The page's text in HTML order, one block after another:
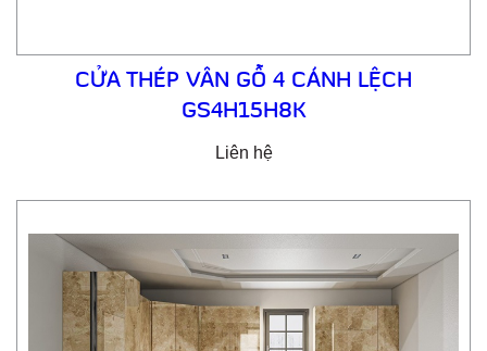
CỬA THÉP VÂN GỖ 4 CÁNH LỆCH
GS4H15H8K
Liên hệ